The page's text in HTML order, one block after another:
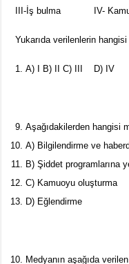
III-İş bulma IV-
Yukarıda verilenlerin
A) I B) II C) III D) IV
Aşağıdakilerden hangisi
A) Bilgilendirme ve
B) Şiddet programlarına
C) Kamuoyu oluşturma
D) Eğlendirme
Medyanın aşağıda